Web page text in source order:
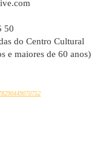
50
do Centro Cultural
e maiores de 60 anos)